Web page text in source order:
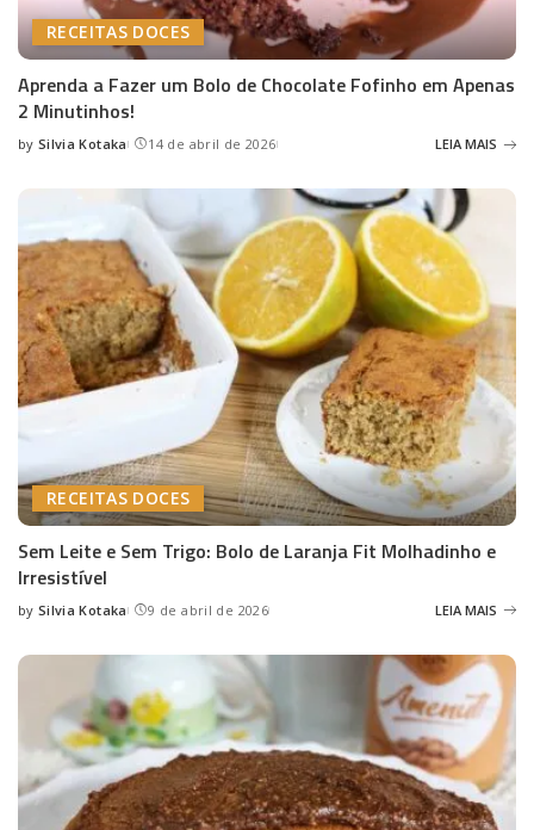
RECEITAS DOCES
Aprenda a Fazer um Bolo de Chocolate Fofinho em Apenas
2 Minutinhos!
Posted
by Silvia Kotaka 14 de abril de 2026 LEIA MAIS
RECEITAS DOCES
Sem Leite e Sem Trigo: Bolo de Laranja Fit Molhadinho e
Irresistível
Posted
by Silvia Kotaka 9 de abril de 2026 LEIA MAIS